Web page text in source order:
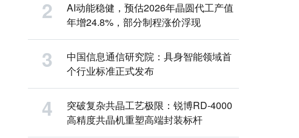
AI动能稳健，预估2026年晶圆代工产值
年增24.8%，部分制程涨价浮现
中国信息通信研究院：具身智能领域首
个行业标准正式发布
突破复杂共晶工艺极限：锐博RD-4000
高精度共晶机重塑高端封装标杆